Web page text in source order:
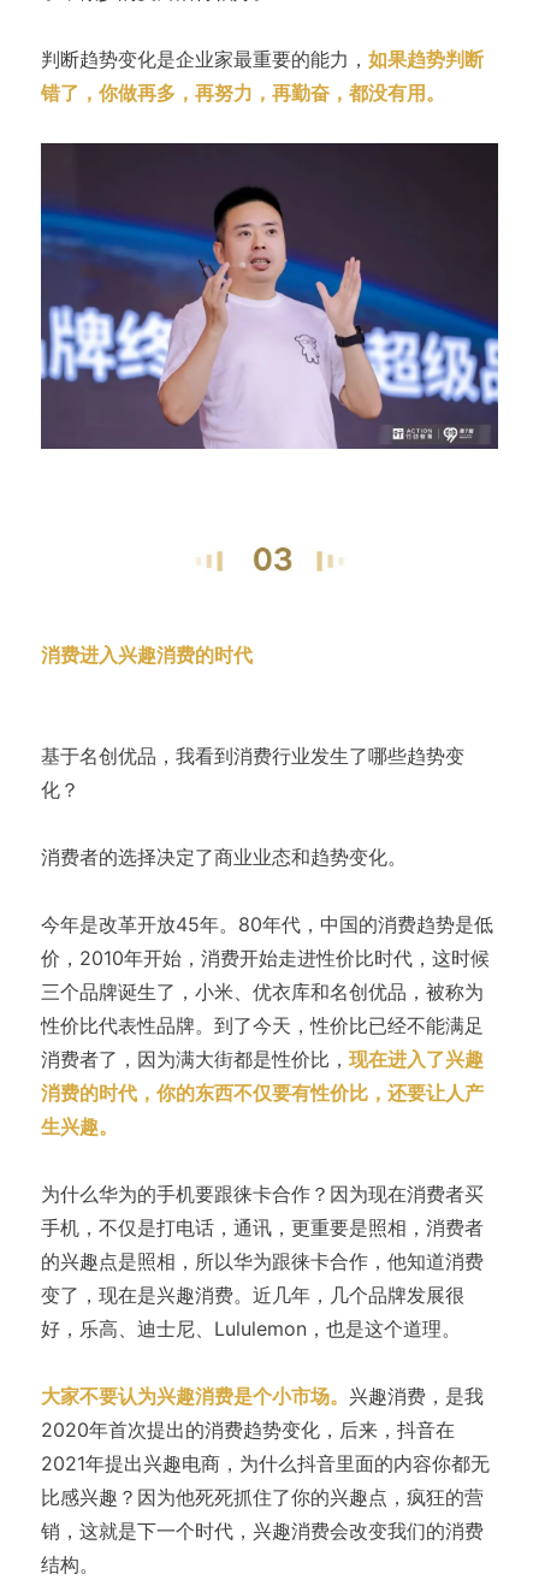
判断趋势变化是企业家最重要的能力， 如果趋势判断
错了，你做再多，再努力，再勤奋，都没有用。
消费进入兴趣消费的时代
基于名创优品，我看到消费行业发生了哪些趋势变
化？
消费者的选择决定了商业业态和趋势变化。
今年是改革开放45年。80年代，中国的消费趋势是低
价，2010年开始，消费开始走进性价比时代，这时候
三个品牌诞生了，小米、优衣库和名创优品，被称为
性价比代表性品牌。到了今天，性价比已经不能满足
消费者了，因为满大街都是性价比， 现在进入了兴趣
消费的时代，你的东西不仅要有性价比，还要让人产
生兴趣。
为什么华为的手机要跟徕卡合作？因为现在消费者买
手机，不仅是打电话，通讯，更重要是照相，消费者
的兴趣点是照相，所以华为跟徕卡合作，他知道消费
变了，现在是兴趣消费。近几年，几个品牌发展很
好，乐高、迪士尼、Lululemon，也是这个道理。
大家不要认为兴趣消费是个小市场。 兴趣消费，是我
2020年首次提出的消费趋势变化，后来，抖音在
2021年提出兴趣电商，为什么抖音里面的内容你都无
比感兴趣？因为他死死抓住了你的兴趣点，疯狂的营
销，这就是下一个时代，兴趣消费会改变我们的消费
结构。